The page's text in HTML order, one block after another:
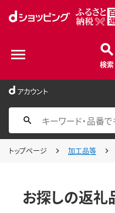
検索
アカウント
トップページ 加工品等
お探しの返礼